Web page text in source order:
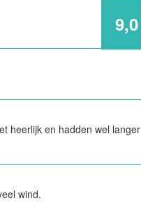
9,0
heerlijk en hadden wel langer
wind.